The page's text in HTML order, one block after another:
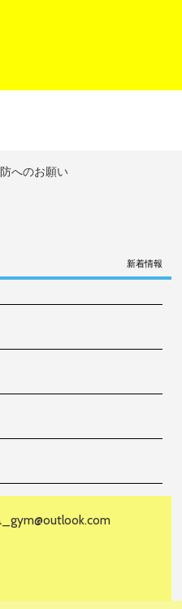
へのお願い
新着情報